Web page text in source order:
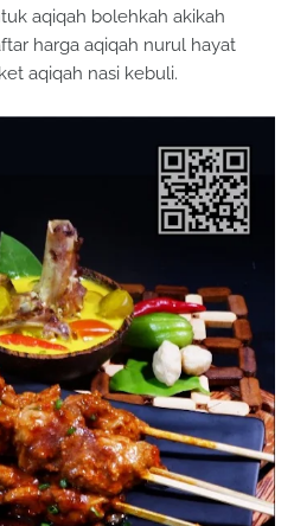
aqiqah bolehkah akikah
harga aqiqah nurul hayat
aqiqah nasi kebuli.